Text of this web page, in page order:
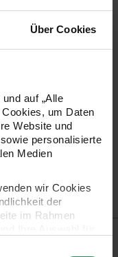
Über Cookies
auf „Alle
um Daten
Website und
personalisierte
Medien
wir Cookies
der
im Rahmen
aufeinander
Kraftpapier, das
auch durch
Geschenk- und
super